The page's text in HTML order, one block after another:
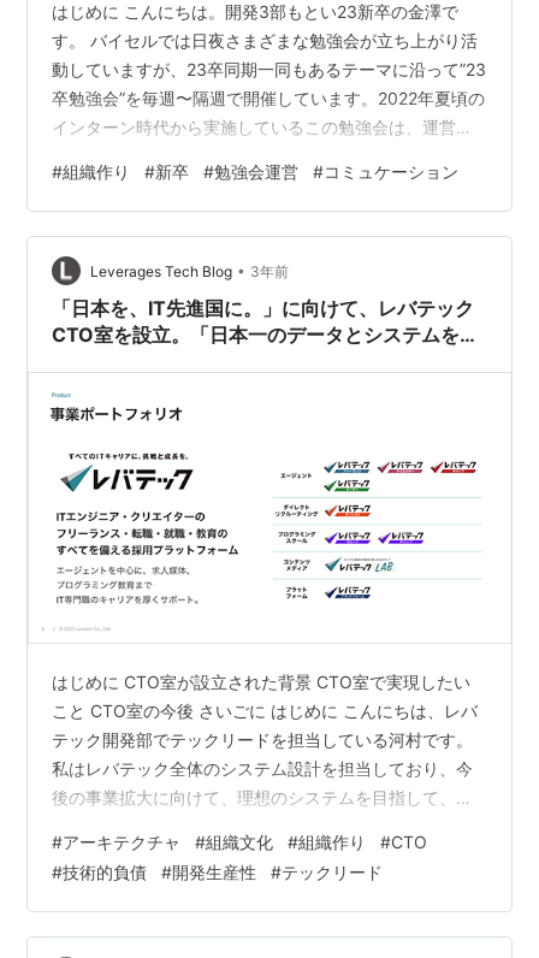
はじめに こんにちは。開発3部もとい23新卒の金澤で
す。 バイセルでは日夜さまざまな勉強会が立ち上がり活
動していますが、23卒同期一同もあるテーマに沿って”23
卒勉強会”を毎週〜隔週で開催しています。2022年夏頃の
インターン時代から実施しているこの勉強会は、運営が
す。 勉強会の様子 本記事では、23卒勉強会の総合運営が
なぜ運営をしていないのか、勉強会の持続可能性を保つ
ために何をしたのかを、総合運営の立場からご紹介しま
す。 私たちが行ってきた、組織が自走するための規範を
作り上げていく中での試行錯誤が、コミュニティを活性
化するアクションへのヒント…
#組織作り #新卒 #勉強会運営 #コミュケーション
Leverages Tech Blog • 3年前
「日本を、IT先進国に。」に向けて、レバテック
CTO室を設立。「日本一のデータとシステムを持
て、組織・システムの改革を進める。
はじめに CTO室が設立された背景 CTO室で実現したい
こと CTO室の今後 さいごに はじめに こんにちは、レバ
テック開発部でテックリードを担当している河村です。
私はレバテック全体のシステム設計を担当しており、今
後の事業拡大に向けて、理想のシステムを目指して、技
はこれまで、マイクロサービス化を主体においた技術ス
タックの刷新を行ってきました。これからはユーザー体
験、業務プロセス、技術的負債を含めて「痛み」となっ
ている部分の解消を進めていき、プロダクトやサービス
#アーキテクチャ #組織文化 #組織作り #CTO
#技術的負債 #開発生産性 #テックリード